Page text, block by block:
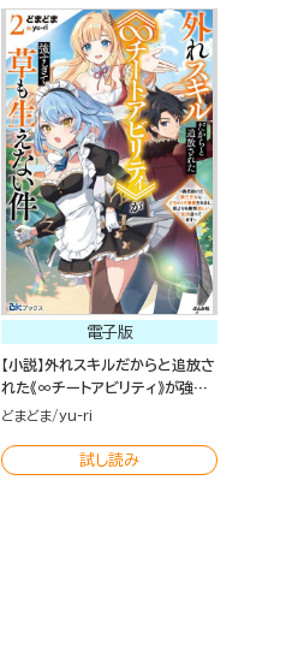
電子版
【小説】外れスキルだからと追放さ
れた《∞チートアビリティ》が強す
ぎて草も生えない件 ～偶然助け
るし、前よりも断然楽しい生活送
ってます～ （2）
どまどま yu-ri
試し読み